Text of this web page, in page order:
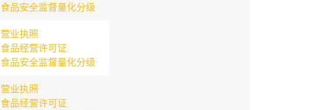
食品安全监督量化分级
营业执照
食品经营许可证
食品安全监督量化分级
营业执照
食品经营许可证